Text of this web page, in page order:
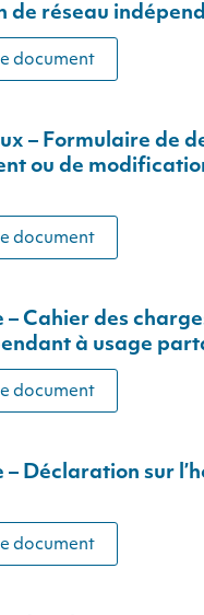
de réseau
document
– Formulaire de
ou de
document
– Cahier des
à usage
document
Déclaration sur
document